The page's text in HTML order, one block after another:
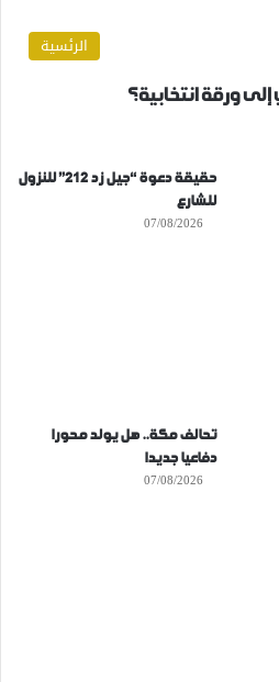
الرئسية
ورقة انتخابية؟
حقيقة دعوة “جيل زد 212” للنزول
للشارع
07/08/2026
تحالف مكة.. هل يولد محورا
دفاعيا جديدا
07/08/2026